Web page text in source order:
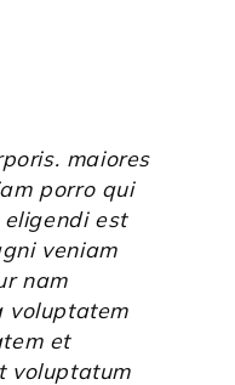
maiores
porro qui
est
veniam
nam
voluptatem
et
voluptatum